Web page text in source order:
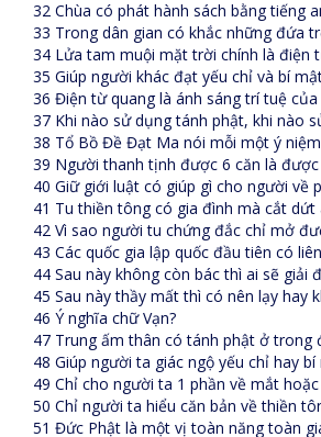
32 Chùa có phát hành sách bằng tiếng
33 Trong dân gian có khắc những đứa
34 Lửa tam muội mặt trời chính là điện
35 Giúp người khác đạt yếu chỉ và bí
36 Điện từ quang là ánh sáng trí tuệ
37 Khi nào sử dụng tánh phật, khi nào
38 Tổ Bồ Đề Đạt Ma nói mỗi một ý
39 Người thanh tịnh được 6 căn là
40 Giữ giới luật có giúp gì cho người về
41 Tu thiền tông có gia đình mà cắt dứt
42 Vì sao người tu chứng đắc chỉ mở
43 Các quốc gia lập quốc đầu tiên có
44 Sau này không còn bác thì ai sẽ giải
45 Sau này thầy mất thì có nên lạy hay
46 Ý nghĩa chữ Vạn?
47 Trung ấm thân có tánh phật ở trong
48 Giúp người ta giác ngộ yếu chỉ hay
49 Chỉ cho người ta 1 phần về mắt
50 Chỉ người ta hiểu căn bản về thiền
51 Đức Phật là một vị toàn năng toàn